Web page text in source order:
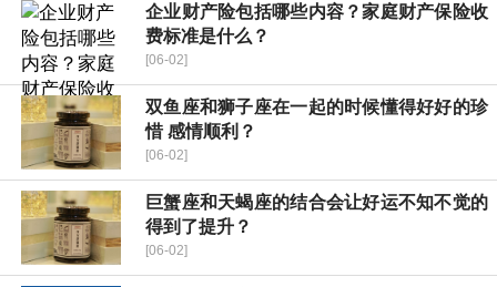
企业财产险包括哪些内容？家庭财产保险收
费标准是什么？
[06-02]
双鱼座和狮子座在一起的时候懂得好好的珍
惜 感情顺利？
[06-02]
巨蟹座和天蝎座的结合会让好运不知不觉的
得到了提升？
[06-02]